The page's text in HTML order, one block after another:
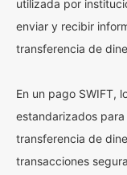
utilizada por
enviar y recibir
transferencia de
En un pago SWIFT,
estandarizados
transferencia de
transacciones